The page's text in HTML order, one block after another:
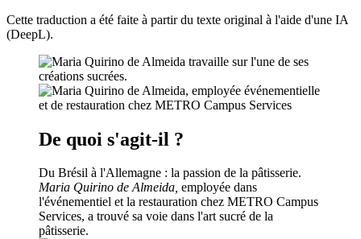
Cette traduction a été faite à partir du texte original à l'aide d'une IA
(DeepL).
De quoi s'agit-il ?
Du Brésil à l'Allemagne : la passion de la pâtisserie.
Maria Quirino de Almeida, employée dans
l'événementiel et la restauration chez METRO Campus
Services, a trouvé sa voie dans l'art sucré de la
pâtisserie.